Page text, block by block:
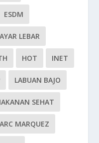
ESDM
LEBAR
HOT INET
LABUAN BAJO
SEHAT
MARQUEZ